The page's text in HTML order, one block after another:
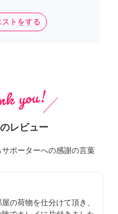
ストをする
レビュー
ポーターへの感謝の言葉
の荷物を仕分けて頂き、